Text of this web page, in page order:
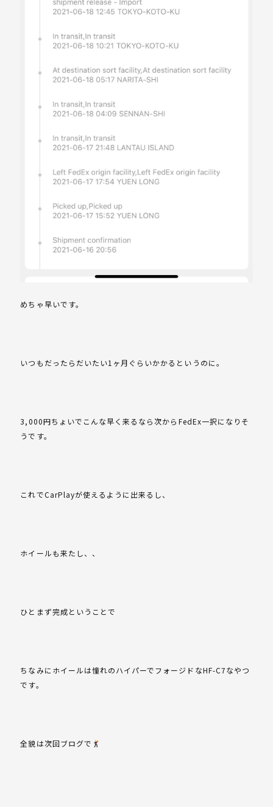
めちゃ早いです。
いつもだったらだいたい1ヶ月ぐらいかかるというのに。
3,000円ちょいでこんな早く来るなら次からFedEx一択になりそ
うです。
これでCarPlayが使えるように出来るし、
ホイールも来たし、、
ひとまず完成ということで
ちなみにホイールは憧れのハイパーでフォージドなHF-C7なやつ
です。
全貌は次回ブログで